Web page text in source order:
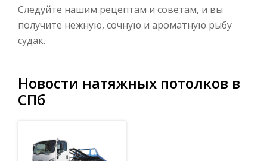
Следуйте нашим рецептам и советам, и вы
получите нежную, сочную и ароматную рыбу
судак.
Новости натяжных потолков в
СПб